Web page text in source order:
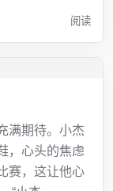
阅读
满期待。小杰
，心头的焦虑
赛，这让他心